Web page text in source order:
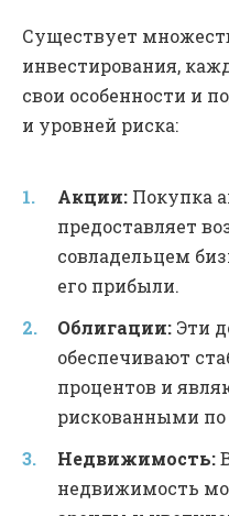
Существует
инвестирования,
свои особенности и
и уровней риска:
Акции: Покупка
предоставляет
совладельцем
его прибыли.
Облигации: Эти
обеспечивают
процентов и
рискованными
Недвижимость:
недвижимость